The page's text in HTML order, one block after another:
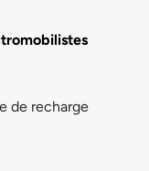
de recharge